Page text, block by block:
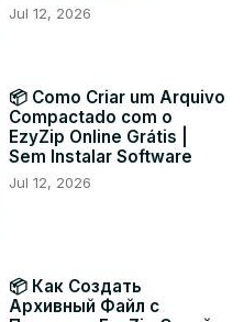
Jul 12, 2026
📦 Como Criar um Arquivo
Compactado com o
EzyZip Online Grátis |
Sem Instalar Software
Jul 12, 2026
📦 Как Создать
Архивный Файл с